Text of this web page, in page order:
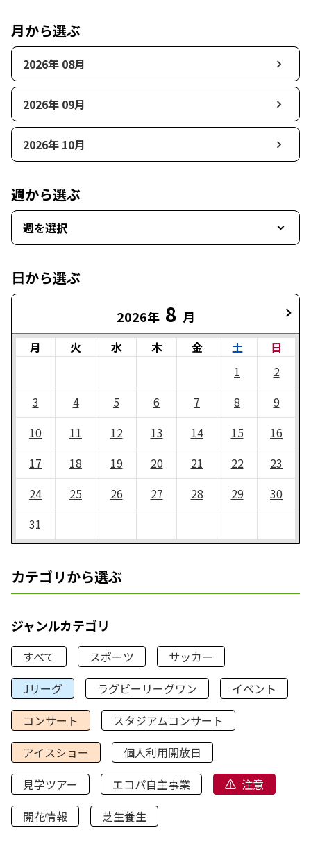
月から選ぶ
2026年 08月
2026年 09月
2026年 10月
週から選ぶ
週を選択
日から選ぶ
2026年 8 月
月 火 水 木 金 土
日
1
2
3
4 5 6 7 8
9
10
11 12 13 14 15
16
17
18 19 20 21 22
23
24
25 26 27 28 29
30
31
カテゴリから選ぶ
ジャンルカテゴリ
すべて スポーツ
サッカー
Jリーグ
ラグビーリーグワン
イベント
コンサート
スタジアムコンサート
アイスショー
個人利用開放日
見学ツアー
エコパ自主事業
注意
開花情報
芝生養生